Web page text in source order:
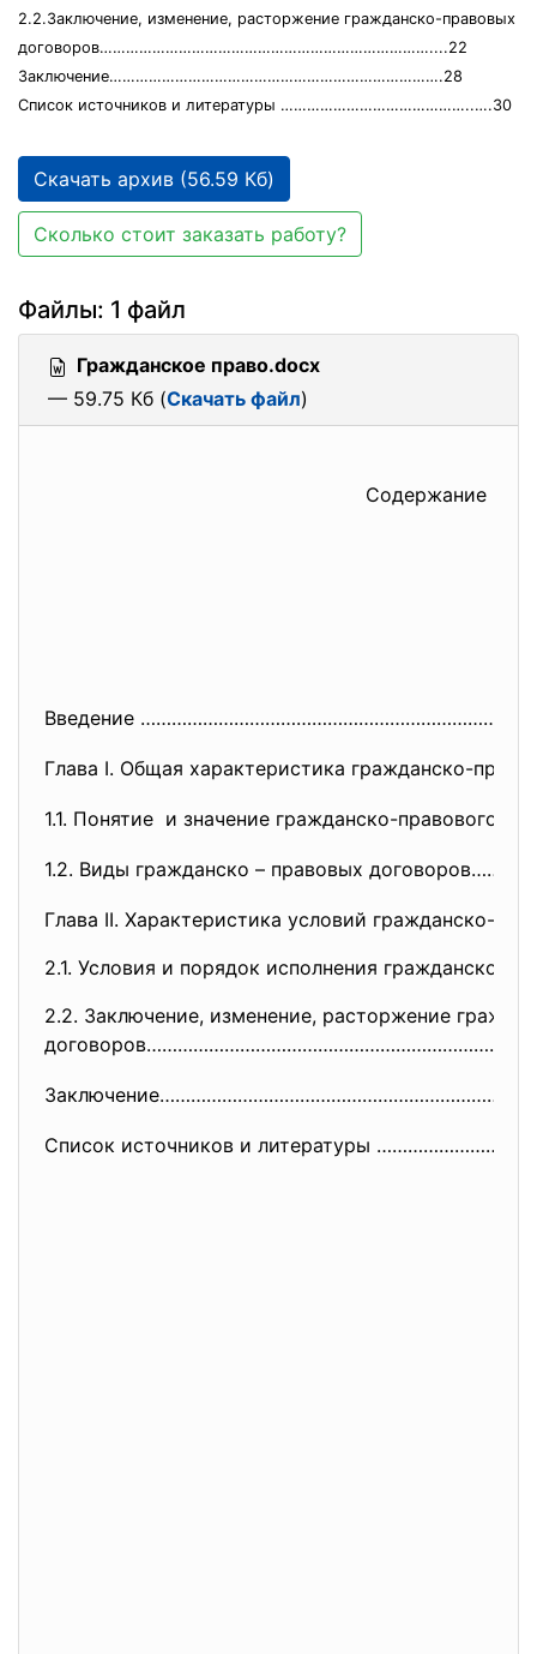
2.2.Заключение, изменение, расторжение гражданско-правовых
договоров…………………………………………………………………....22
Заключение………………………………………………………………….28
Список источников и литературы ……………………………………..….30
Скачать архив (56.59 Кб)
Сколько стоит заказать работу?
Файлы: 1 файл
Гражданское право.docx
— 59.75 Кб (Скачать файл)
Содержание
Введение
Глава I. Общая характеристика гражданско-
1.1. Понятие и значение гражданско-правового
1.2. Виды гражданско – правовых
Глава II. Характеристика условий гражданско-
2.1. Условия и порядок исполнения гражданско –
2.2. Заключение, изменение, расторжение
договоров………………………………………………………
Заключение……………………………………………………
Список источников и литературы